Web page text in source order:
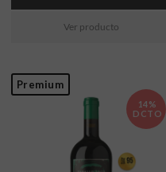
Ver producto
Premium
14%
DCTO